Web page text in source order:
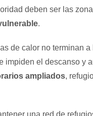
deben ser las
.
de calor no terminan
impiden el descanso y
ampliados,
una red de